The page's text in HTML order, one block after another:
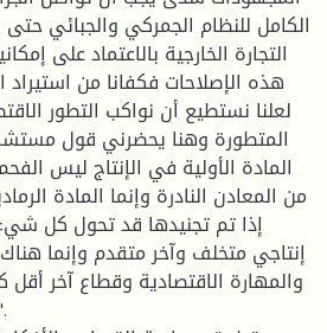
الكامل للنظام الجمركي والجبائي
التجارة الخارجية بالاعتماد على
هذه الإصلاحات فكفانا من استيراد
لعلنا نستطيع أن نواكب التطور
المتطورة وهنا يحضرني قول
المادة الأولية في الإنتاج ليس
من المعادن النادرة وإنما المادة
إذا تم تجنيدها قد تحول كل
إنتاجي متخلف وآخر متقدم وإنما
والمهارة الاقتصادية وقطاع آخر